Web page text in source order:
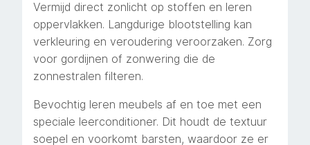
Vermijd direct zonlicht op stoffen en leren
oppervlakken. Langdurige blootstelling kan
verkleuring en veroudering veroorzaken. Zorg
voor gordijnen of zonwering die de
zonnestralen filteren.
Bevochtig leren meubels af en toe met een
speciale leerconditioner. Dit houdt de textuur
soepel en voorkomt barsten, waardoor ze er